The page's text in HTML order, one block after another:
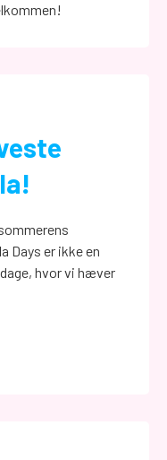
Days er ikke en
hvor vi hæver